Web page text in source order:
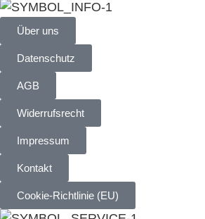
Über uns
Datenschutz
AGB
Widerrufsrecht
Impressum
Kontakt
Cookie-Richtlinie (EU)